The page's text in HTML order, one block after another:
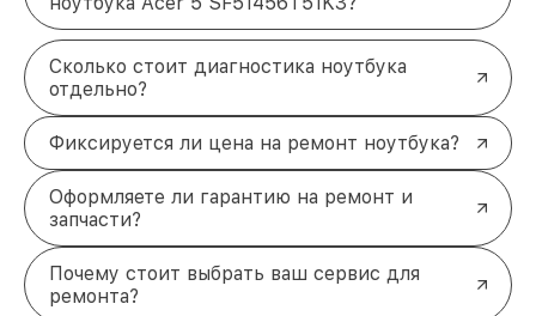
Сколько стоит диагностика ноутбука
отдельно?
Фиксируется ли цена на ремонт ноутбука?
Оформляете ли гарантию на ремонт и
запчасти?
Почему стоит выбрать ваш сервис для
ремонта?